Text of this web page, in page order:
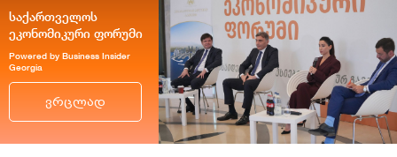
საქართველოს
ეკონომიკური ფორუმი
Powered by Business Insider
Georgia
ვრცლად